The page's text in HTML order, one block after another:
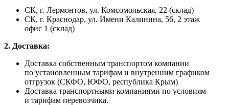
СК, г. Лермонтов, ул. Комсомольская, 22 (склад)
СК, г. Краснодар, ул. Имени Калинина, 56, 2 этаж
офис 1 (склад)
2. Доставка:
Доставка собственным транспортом компании
по установленным тарифам и внутренним графиком
отгрузок (СКФО, ЮФО, республика Крым)
Доставка транспортными компаниями по условиям
и тарифам перевозчика.